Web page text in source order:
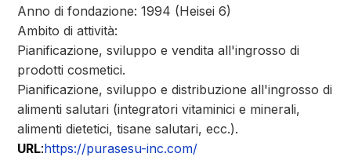
Anno di fondazione: 1994 (Heisei 6)
Ambito di attività:
Pianificazione, sviluppo e vendita all'ingrosso di
prodotti cosmetici.
Pianificazione, sviluppo e distribuzione all'ingrosso di
alimenti salutari (integratori vitaminici e minerali,
alimenti dietetici, tisane salutari, ecc.).
URL:https://purasesu-inc.com/